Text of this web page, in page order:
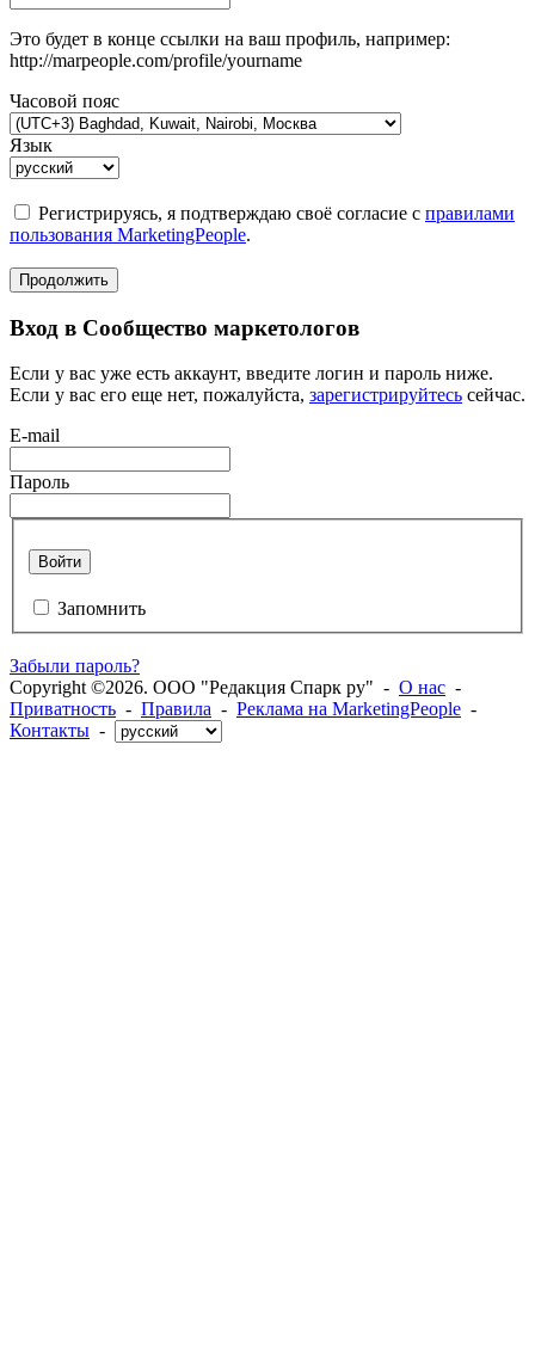
Это будет в конце ссылки на ваш профиль, например:
http://marpeople.com/profile/yourname
Часовой пояс
Язык
Регистрируясь, я подтверждаю своё согласие с правилами
пользования MarketingPeople.
Продолжить
Вход в Сообщество маркетологов
Если у вас уже есть аккаунт, введите логин и пароль ниже.
Если у вас его еще нет, пожалуйста, зарегистрируйтесь сейчас.
E-mail
Пароль
Войти
Запомнить
Забыли пароль?
Copyright ©2026. ООО "Редакция Спарк ру" - О нас -
Приватность - Правила - Реклама на MarketingPeople -
Контакты -